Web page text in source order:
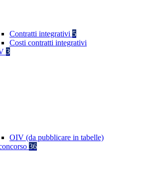
Contratti integrativi 5
Costi contratti integrativi
3
OIV (da pubblicare in tabelle)
36